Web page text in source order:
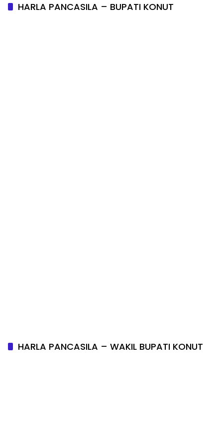
HARLA PANCASILA – BUPATI KONUT
HARLA PANCASILA – WAKIL BUPATI KONUT